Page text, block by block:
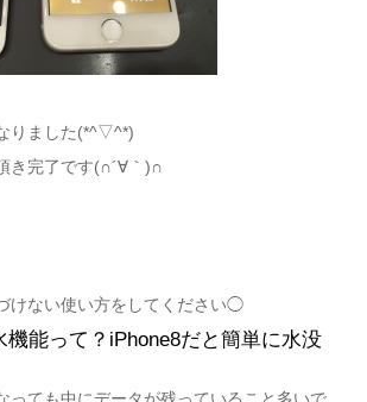
りました(*^▽^*)
き完了です(∩´∀｀)∩
けない使い方をしてください◯
機能って？iPhone8だと簡単に水没